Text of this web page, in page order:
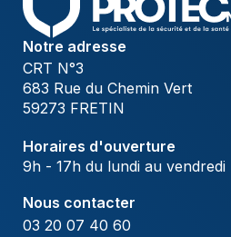
Notre adresse
CRT N°3
683 Rue du Chemin Vert
59273 FRETIN
Horaires d'ouverture
9h - 17h du lundi au vendredi
Nous contacter
03 20 07 40 60